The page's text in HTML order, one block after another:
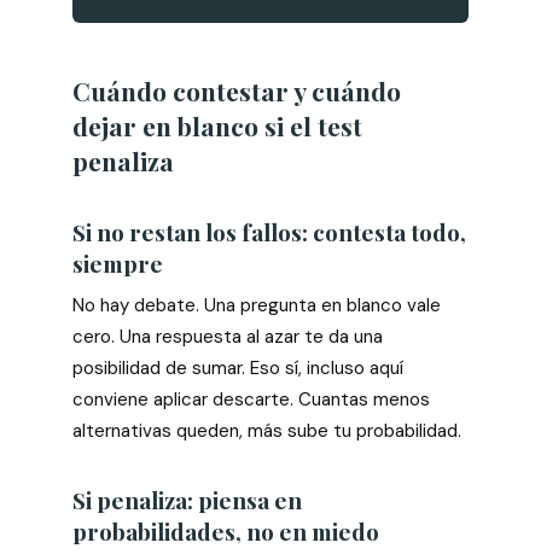
Cuándo contestar y cuándo
dejar en blanco si el test
penaliza
Si no restan los fallos: contesta todo,
siempre
No hay debate. Una pregunta en blanco vale
cero. Una respuesta al azar te da una
posibilidad de sumar. Eso sí, incluso aquí
conviene aplicar descarte. Cuantas menos
alternativas queden, más sube tu probabilidad.
Si penaliza: piensa en
probabilidades, no en miedo